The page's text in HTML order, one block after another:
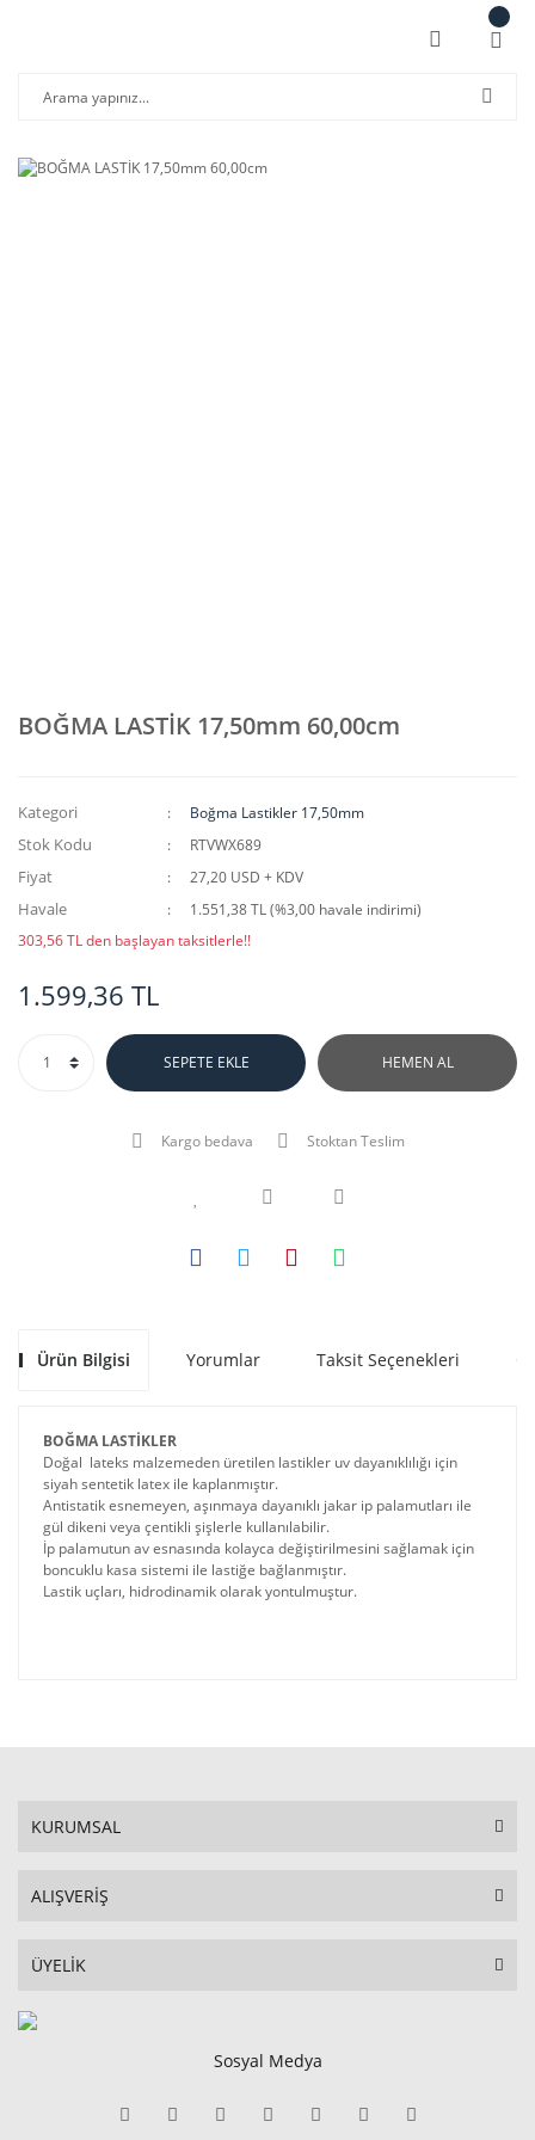
BOĞMA LASTİK 17,50mm 60,00cm
Kategori Boğma Lastikler 17,50mm
Stok Kodu RTVWX689
Fiyat 27,20 USD + KDV
Havale
1.551,38 TL (%3,00 havale indirimi)
303,56 TL den başlayan taksitlerle!!
1.599,36 TL
SEPETE EKLE HEMEN AL
Kargo bedava Stoktan Teslim
Ürün Bilgisi Yorumlar Taksit Seçenekleri
BOĞMA LASTİKLER
Doğal lateks malzemeden üretilen lastikler uv dayanıklılığı için
siyah sentetik latex ile kaplanmıştır.
Antistatik esnemeyen, aşınmaya dayanıklı jakar ip palamutları ile
gül dikeni veya çentikli şişlerle kullanılabilir.
İp palamutun av esnasında kolayca değiştirilmesini sağlamak için
boncuklu kasa sistemi ile lastiğe bağlanmıştır.
Lastik uçları, hidrodinamik olarak yontulmuştur.
KURUMSAL
ALIŞVERİŞ
ÜYELİK
Sosyal Medya